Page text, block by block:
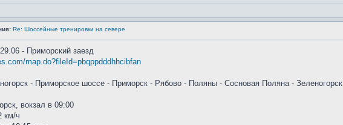
Re: Шоссейные тренировки на севере
- Приморский заезд
map.do?fileId=pbqppdddhhcibfan
- Приморское шоссе - Приморск - Рябово - Поляны - Сосновая Поляна - Зеленогорск
вокзал в 09:00
км/ч